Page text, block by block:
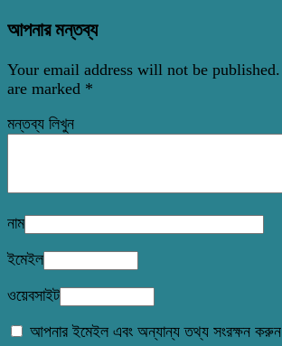
আপনার মন্তব্য
Your email address will not be published.
are marked *
মন্তব্য লিখুন
নাম
ইমেইল
ওয়েবসাইট
আপনার ইমেইল এবং অন্যান্য তথ্য সংরক্ষন করুন